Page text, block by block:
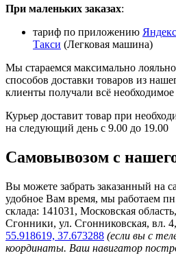
При маленьких заказах:
тариф по приложению
Такси (Легковая машина)
Мы стараемся максимально
способов доставки товаров из
клиенты получали всё
Курьер доставит товар при
на следующий день с 9.00 до 19.00
Самовывозом с
Вы можете забрать заказанный на
удобное Вам время, мы работаем
склада: 141031, Московская
Сгонники, ул. Сгонниковская, вл.
55.918619, 37.673288 (если вы с
координаты. Ваш навигатор